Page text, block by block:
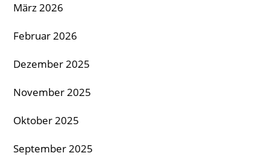
März 2026
Februar 2026
Dezember 2025
November 2025
Oktober 2025
September 2025